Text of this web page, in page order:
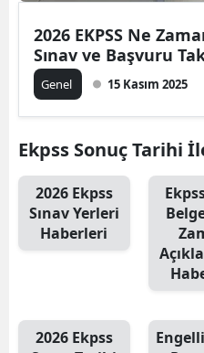
2026 EKPSS Ne
Sınav ve Başvuru
Genel 15 Kasım 2025
Ekpss Sonuç Tarihi
2026 Ekpss
Sınav Yerleri
Haberleri
2026 Ekpss